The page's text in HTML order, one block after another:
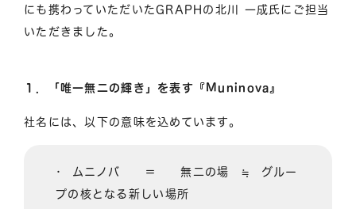
にも携わっていただいたGRAPHの北川 一成氏にご担当
いただきました。
１．「唯一無二の輝き」を表す『Muninova』
社名には、以下の意味を込めています。
• ムニノバ ＝ 無二の場 ≒ グルー
プの核となる新しい場所